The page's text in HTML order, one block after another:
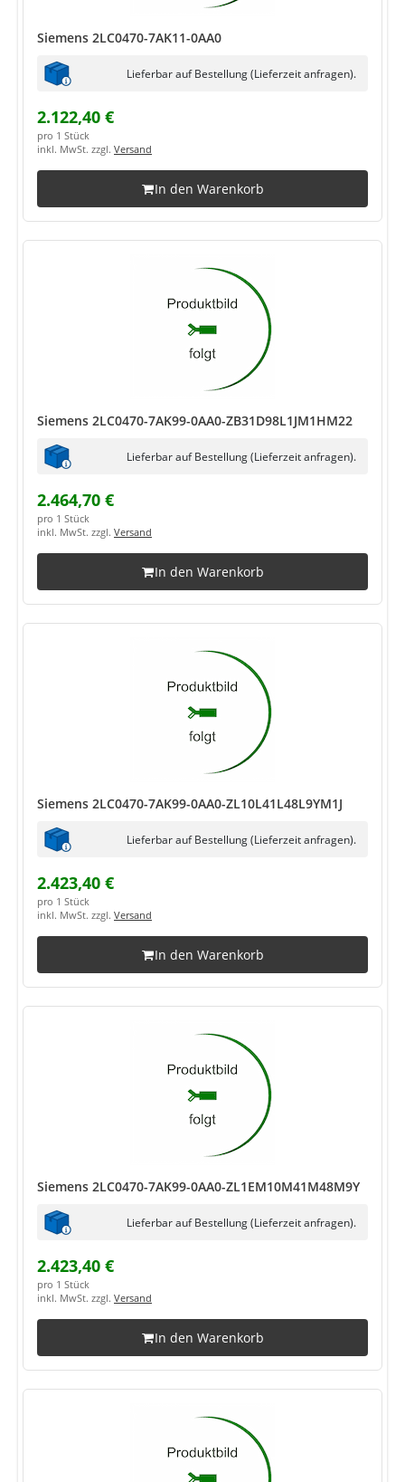
Siemens 2LC0470-7AK11-0AA0
Lieferbar auf Bestellung (Lieferzeit anfragen).
2.122,40 €
pro 1 Stück
inkl. MwSt. zzgl. Versand
In den Warenkorb
Siemens 2LC0470-7AK99-0AA0-ZB31D98L1JM1HM22
Lieferbar auf Bestellung (Lieferzeit anfragen).
2.464,70 €
pro 1 Stück
inkl. MwSt. zzgl. Versand
In den Warenkorb
Siemens 2LC0470-7AK99-0AA0-ZL10L41L48L9YM1J
Lieferbar auf Bestellung (Lieferzeit anfragen).
2.423,40 €
pro 1 Stück
inkl. MwSt. zzgl. Versand
In den Warenkorb
Siemens 2LC0470-7AK99-0AA0-ZL1EM10M41M48M9Y
Lieferbar auf Bestellung (Lieferzeit anfragen).
2.423,40 €
pro 1 Stück
inkl. MwSt. zzgl. Versand
In den Warenkorb